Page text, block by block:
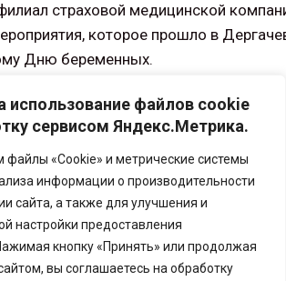
использование файлов cookie
сервисом Яндекс.Метрика.
файлы «Cookie» и метрические системы
информации о производительности
сайта, а также для улучшения и
настройки предоставления
кнопку «Принять» или продолжая
вы соглашаетесь на обработку
страховой медицинской
которое прошло в
Дню беременных.